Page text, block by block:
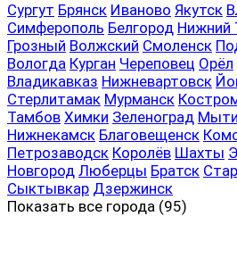
Сургут Брянск Иваново Якутск
Симферополь Белгород Нижний
Грозный Волжский Смоленск
Вологда Курган Череповец Орёл
Владикавказ Нижневартовск
Стерлитамак Мурманск
Тамбов Химки Зеленоград
Нижнекамск Благовещенск
Петрозаводск Королёв Шахты
Новгород Люберцы Братск
Сыктывкар Дзержинск
Показать все города (95)